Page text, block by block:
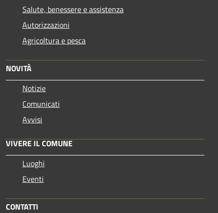
Salute, benessere e assistenza
Autorizzazioni
Agricoltura e pesca
NOVITÀ
Notizie
Comunicati
Avvisi
VIVERE IL COMUNE
Luoghi
Eventi
CONTATTI